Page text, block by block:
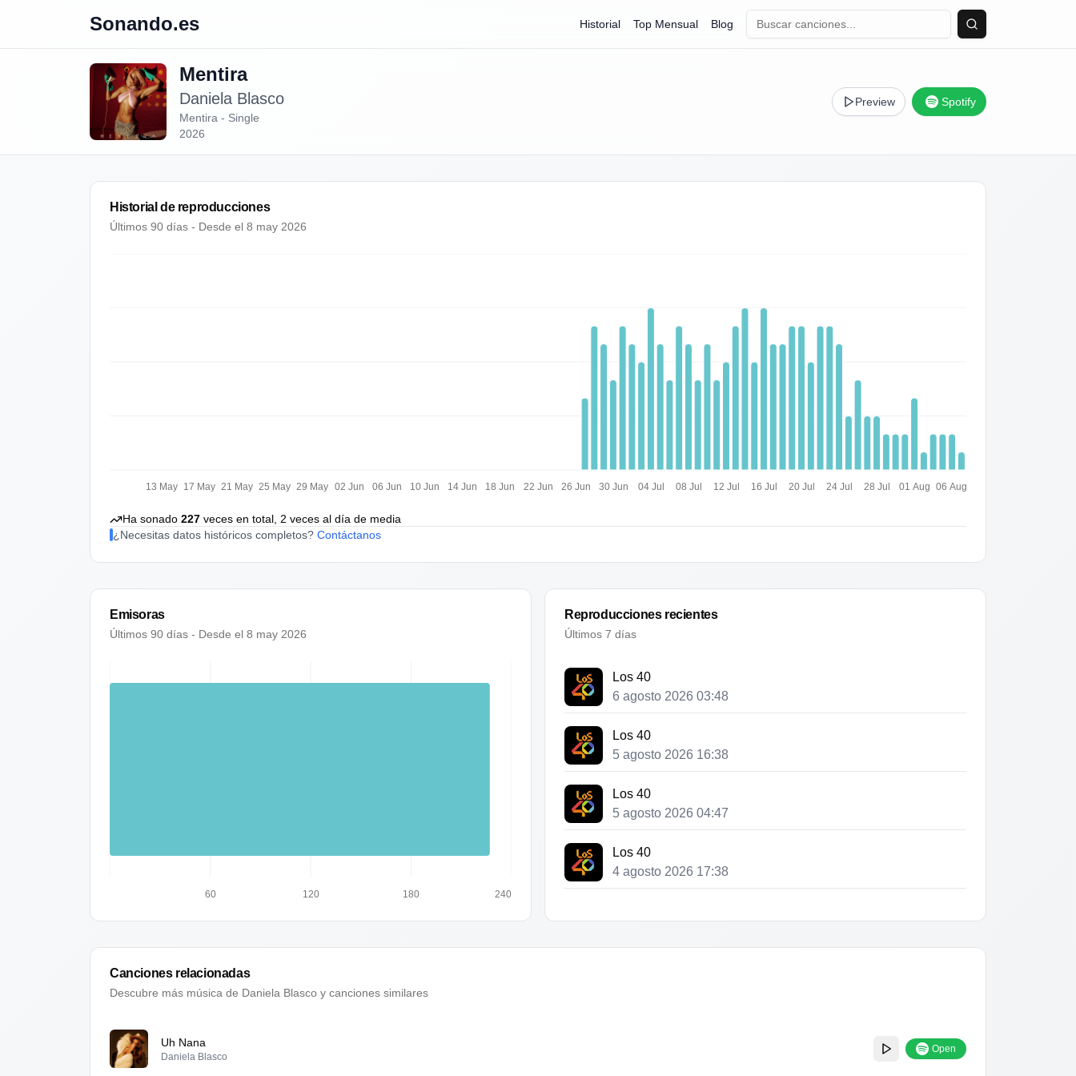
Sonando.es Historial Top Mensual Blog
Buscar
Mentira
Daniela Blasco
Mentira - Single
2026
Preview Spotify
Historial de reproducciones
Últimos 90 días - Desde el 8 may 2026
13 May 17 May 21 May 25 May 29 May 02 Jun 06 Jun 10 Jun 14 Jun 18 Jun 22 Jun 26 Jun 30 Jun 04 Jul 08 Jul 12 Jul 16 Jul 20 Jul 24 Jul 28 Jul 01 Aug 06 Aug
Ha sonado 227 veces en total, 2 veces al día de media
¿Necesitas datos históricos completos? Contáctanos
Emisoras
Últimos 90 días - Desde el 8 may 2026
60 120 180 240
Reproducciones recientes
Últimos 7 días
Los 40
6 agosto 2026 03:48
Los 40
5 agosto 2026 16:38
Los 40
5 agosto 2026 04:47
Los 40
4 agosto 2026 17:38
Canciones relacionadas
Descubre más música de Daniela Blasco y canciones similares
Uh Nana
Daniela Blasco
Open